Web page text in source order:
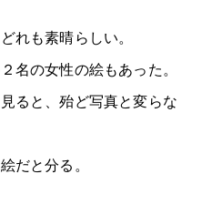
れも素晴らしい。
名の女性の絵もあった。
ると、殆ど写真と変らな
だと分る。